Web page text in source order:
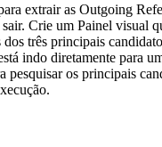
extrair as Outgoing
Crie um Painel visual
dos três principais
indo diretamente para
os principais